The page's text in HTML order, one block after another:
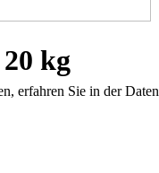
kg
erfahren Sie in der